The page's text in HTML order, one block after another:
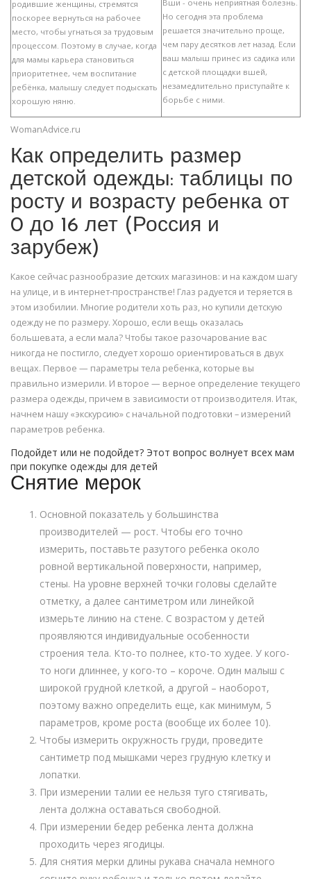
родившие женщины, стремятся
поскорее вернуться на рабочее
место, чтобы угнаться за трудовым
процессом. Поэтому в случае, когда
для мамы карьера становиться
приоритетнее, чем воспитание
ребёнка, малышу следует подыскать
хорошую няню.
Вши - очень неприятная болезнь.
Но сегодня эта проблема
решается значительно проще,
чем пару десятков лет назад. Если
ваш малыш принес из садика или
с детской площадки вшей,
незамедлительно приступайте к
борьбе с ними.
WomanAdvice.ru
Как определить размер
детской одежды: таблицы по
росту и возрасту ребенка от
0 до 16 лет (Россия и
зарубеж)
Какое сейчас разнообразие детских магазинов: и на каждом шагу
на улице, и в интернет-пространстве! Глаз радуется и теряется в
этом изобилии. Многие родители хоть раз, но купили детскую
одежду не по размеру. Хорошо, если вещь оказалась
большевата, а если мала? Чтобы такое разочарование вас
никогда не постигло, следует хорошо ориентироваться в двух
вещах. Первое — параметры тела ребенка, которые вы
правильно измерили. И второе — верное определение текущего
размера одежды, причем в зависимости от производителя. Итак,
начнем нашу «экскурсию» с начальной подготовки – измерений
параметров ребенка.
Подойдет или не подойдет? Этот вопрос волнует всех мам
при покупке одежды для детей
Снятие мерок
Основной показатель у большинства
производителей — рост. Чтобы его точно
измерить, поставьте разутого ребенка около
ровной вертикальной поверхности, например,
стены. На уровне верхней точки головы сделайте
отметку, а далее сантиметром или линейкой
измерьте линию на стене. С возрастом у детей
проявляются индивидуальные особенности
строения тела. Кто-то полнее, кто-то худее. У кого-
то ноги длиннее, у кого-то – короче. Один малыш с
широкой грудной клеткой, а другой – наоборот,
поэтому важно определить еще, как минимум, 5
параметров, кроме роста (вообще их более 10).
Чтобы измерить окружность груди, проведите
сантиметр под мышками через грудную клетку и
лопатки.
При измерении талии ее нельзя туго стягивать,
лента должна оставаться свободной.
При измерении бедер ребенка лента должна
проходить через ягодицы.
Для снятия мерки длины рукава сначала немного